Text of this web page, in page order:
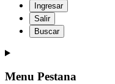
Ingresar
Salir
Buscar
Menu Pestana